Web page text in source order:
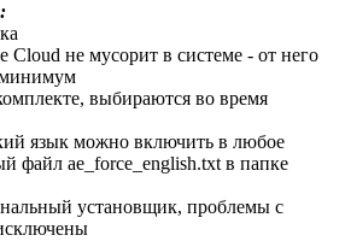
Cloud не мусорит в системе - от него
минимум
выбираются во время
язык можно включить в любое
файл ae_force_english.txt в папке
установщик, проблемы с